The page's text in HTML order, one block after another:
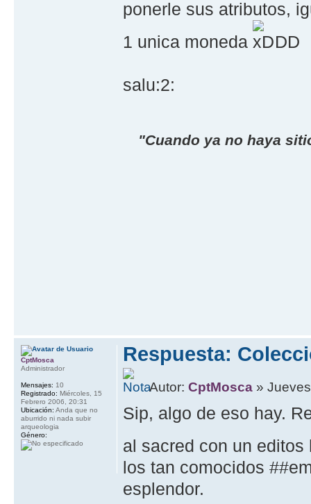
ponerle sus atributos,
1 unica moneda
DD
salu:2:
"Cuando ya no haya
Respuesta:
Autor:CptMosca »
Sip, algo de eso hay.
al sacred con un
los tan comocidos
esplendor.
CptMosca
Administrador
Mensajes: 10
Registrado: Miércoles, 15
Febrero 2006, 20:31
Ubicación: Anda que no
aburrido ni nada subir
arqueologia
Género: